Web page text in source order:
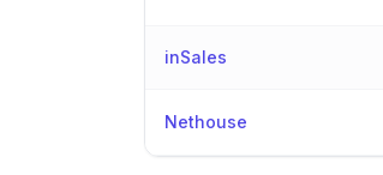
inSales
Nethouse